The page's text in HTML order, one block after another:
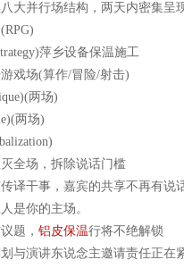
大并行场结构，两天内密集呈
萍乡设备保温施工
戏场(算作/冒险/射击)
两场)
两场)
全场，拆除说话门槛
译干事，嘉宾的共享不再有说
是你的主场。
题， 铝皮保温行将不绝解锁
与演讲东说念主邀请责任正在